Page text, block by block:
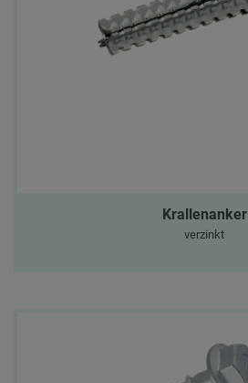
Krallenanker
verzinkt